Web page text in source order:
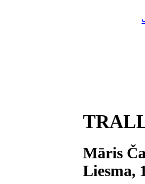
Māris
Liesma,